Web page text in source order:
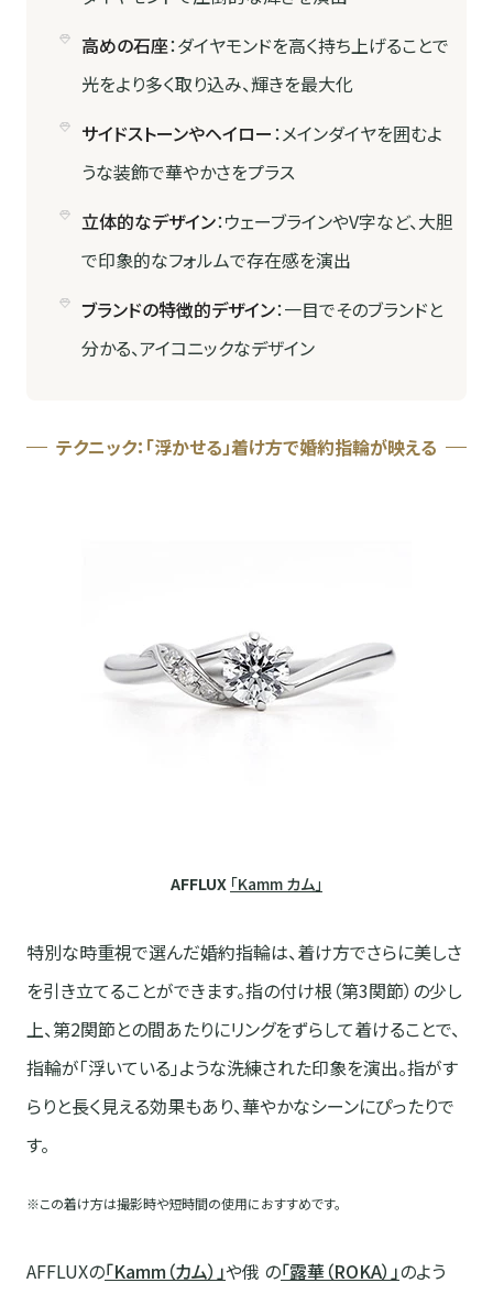
高めの石座：ダイヤモンドを高く持ち上げることで
光をより多く取り込み、輝きを最大化
サイドストーンやヘイロー：メインダイヤを囲むよ
うな装飾で華やかさをプラス
立体的なデザイン：ウェーブラインやV字など、大胆
で印象的なフォルムで存在感を演出
ブランドの特徴的デザイン：一目でそのブランドと
分かる、アイコニックなデザイン
テクニック：「浮かせる」着け方で婚約指輪が映える
AFFLUX 「Kamm カム」
特別な時重視で選んだ婚約指輪は、着け方でさらに美しさ
を引き立てることができます。指の付け根（第3関節）の少し
上、第2関節との間あたりにリングをずらして着けることで、
指輪が「浮いている」ような洗練された印象を演出。指がす
らりと長く見える効果もあり、華やかなシーンにぴったりで
す。
※この着け方は撮影時や短時間の使用におすすめです。
AFFLUXの「Kamm（カム）」や俄 の「露華（ROKA）」のよう